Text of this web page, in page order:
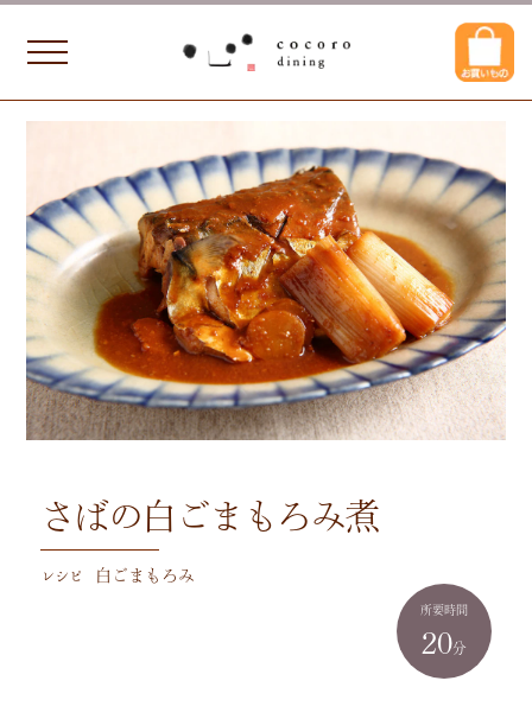
レシピ 白ごまもろみ
さばの白ごまもろみ煮
所要時間
20分